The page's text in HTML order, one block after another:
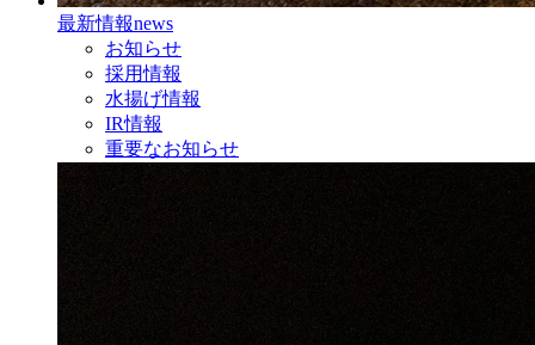
最新情報news
お知らせ
採用情報
水揚げ情報
IR情報
重要なお知らせ